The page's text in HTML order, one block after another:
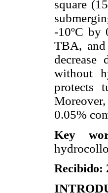
square
-10ºC by
TBA,
decrease
without
protects
Moreover,
0.05%
Key
Recibido: